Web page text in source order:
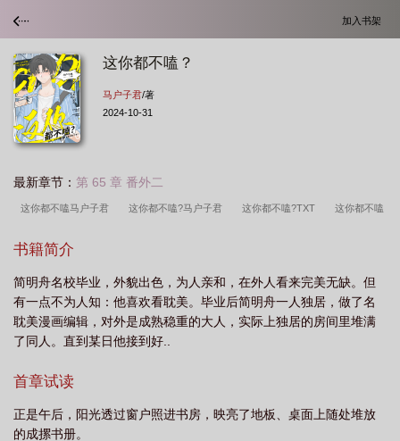
加入书架
这你都不嗑？
马户子君/著
2024-10-31
最新章节： 第 65 章 番外二
这你都不嗑马户子君 这你都不嗑?马户子君 这你都不嗑?TXT 这你都不嗑
嗑by马户子君广播剧
么 这你都不嗑?作者马户子君 这你都不嗑txt完整版 这你都不嗑? 晋江电脑
版 这你都不嗑by马户子君免费阅读 这你都不嗑by马户子君完整版 这你都
不嗑车 这你都不嗑txt笔趣阁无弹窗
剧全集 这你都不嗑TXT
阁 这你都不嗑?广播剧 这你都不嗑广播剧cv表 这你都不嗑by马户子君晋
书籍简介
简明舟名校毕业，外貌出色，为人亲和，在外人看来完美无缺。但
有一点不为人知：他喜欢看耽美。毕业后简明舟一人独居，做了名
耽美漫画编辑，对外是成熟稳重的大人，实际上独居的房间里堆满
了同人。直到某日他接到好..
首章试读
正是午后，阳光透过窗户照进书房，映亮了地板、桌面上随处堆放
的成摞书册。